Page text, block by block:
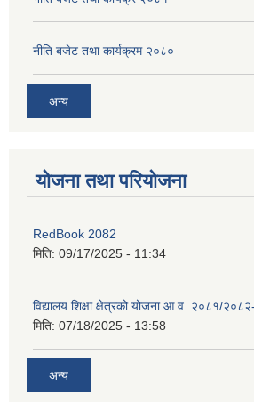
नीति बजेट तथा कार्यक्रम २०८०
अन्य
योजना तथा परियोजना
RedBook 2082
मिति: 09/17/2025 - 11:34
विद्यालय शिक्षा क्षेत्रको योजना आ.व. २०८१/
मिति: 07/18/2025 - 13:58
अन्य